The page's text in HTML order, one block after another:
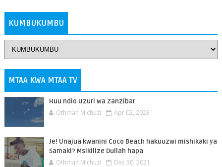
KUMBUKUMBU
MTAA KWA MTAA TV
Huu ndio Uzuri wa Zanzibar
Othman Michuzi Apr 02, 2023
Je! Unajua kwanini Coco Beach hakuuzwi mishikaki ya
Samaki? Msikilize Dullah hapa
Othman Michuzi Dec 30, 2021